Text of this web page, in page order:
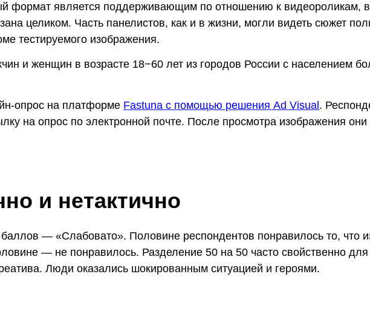
формат является поддерживающим по отношению к видеороликам, в
целиком. Часть панелистов, как и в жизни, могли видеть сюжет
тестируемого изображения.
и женщин в возрасте 18−60 лет из городов России с населением
опрос на платформе Fastuna с помощью решения Ad Visual .
на опрос по электронной почте. После просмотра изображения они
и нетактично
— «Слабовато». Половине респондентов понравилось то, что
— не понравилось. Разделение 50 на 50 часто свойственно
Люди оказались шокированным ситуацией и героями.